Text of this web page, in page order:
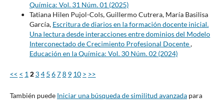
Química: Vol. 31 Núm. 01 (2025)
Tatiana Hilen Pujol-Cols, Guillermo Cutrera, María Basilisa
García, Escritura de diarios en la formación docente inicial.
Una lectura desde interacciones entre dominios del Modelo
Interconectado de Crecimiento Profesional Docente,
Educación en la Química: Vol. 30 Núm. 02 (2024)
<< < 1 2 34 5 678 9 10 > >>
También puede Iniciar una búsqueda de similitud avanzadapara